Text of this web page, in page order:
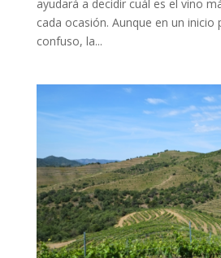
ayudará a decidir cuál es el vino
cada ocasión. Aunque en un inicio
confuso, la...